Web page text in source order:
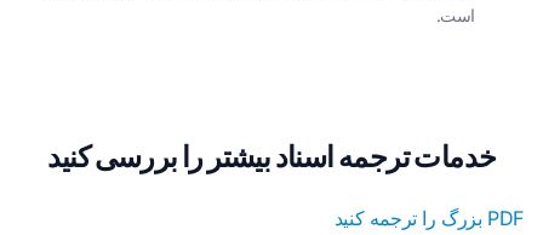
است.
خدمات ترجمه اسناد بیشتر را بررسی کنید
PDF بزرگ را ترجمه کنید